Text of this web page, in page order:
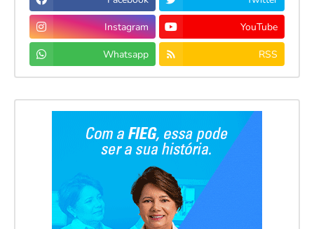
Instagram YouTube
Whatsapp RSS